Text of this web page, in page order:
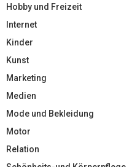
Hobby und Freizeit
Internet
Kinder
Kunst
Marketing
Medien
Mode und Bekleidung
Motor
Relation